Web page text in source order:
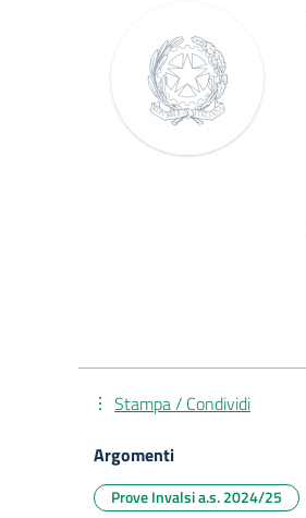
Stampa / Condividi
Argomenti
Prove Invalsi a.s. 2024/25